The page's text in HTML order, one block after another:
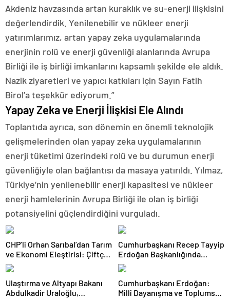
Akdeniz havzasında artan kuraklık ve su-enerji ilişkisini
değerlendirdik. Yenilenebilir ve nükleer enerji
yatırımlarımız, artan yapay zeka uygulamalarında
enerjinin rolü ve enerji güvenliği alanlarında Avrupa
Birliği ile iş birliği imkanlarını kapsamlı şekilde ele aldık.
Nazik ziyaretleri ve yapıcı katkıları için Sayın Fatih
Birol’a teşekkür ediyorum.”
Yapay Zeka ve Enerji İlişkisi Ele Alındı
Toplantıda ayrıca, son dönemin en önemli teknolojik
gelişmelerinden olan yapay zeka uygulamalarının
enerji tüketimi üzerindeki rolü ve bu durumun enerji
güvenliğiyle olan bağlantısı da masaya yatırıldı. Yılmaz,
Türkiye’nin yenilenebilir enerji kapasitesi ve nükleer
enerji hamlelerinin Avrupa Birliği ile olan iş birliği
potansiyelini güçlendirdiğini vurguladı.
CHP’li Orhan Sarıbal’dan Tarım
ve Ekonomi Eleştirisi: Çiftçi
Kaderiyle Baş Başa Kaldı
Cumhurbaşkanı Recep Tayyip
Erdoğan Başkanlığında
Toplanan AK Parti MKYK’da
Gündem “Terörsüz Türkiye”
Süreci Oldu
Ulaştırma ve Altyapı Bakanı
Abdulkadir Uraloğlu,
Cumhurbaşkanı Erdoğan:
Millî Dayanışma ve Toplumsal